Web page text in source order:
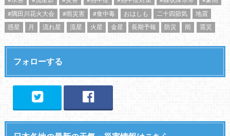
#隅田川花火大会
#雨災害 #食中毒 おはしも 二十四節気
地震
惑星
月 流れ星 流星 火星 金星 長期予報 防災 雨 震災
フォローする